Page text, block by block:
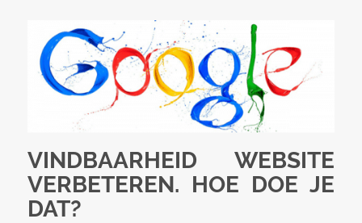
VINDBAARHEID WEBSITE
VERBETEREN. HOE DOE JE
DAT?